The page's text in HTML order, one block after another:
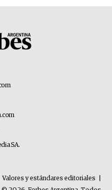
SA.
Valores y estándares editoriales